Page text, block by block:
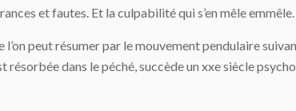
et fautes. Et la culpabilité qui s’en mêle
l’on peut résumer par le mouvement pendulaire
résorbée dans le péché, succède un xxe siècle